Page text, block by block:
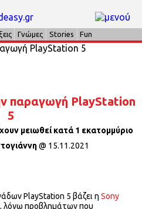
Γνώμες Stories Fun
παραγωγή PlayStation
5
μειωθεί κατά 1 εκατομμύριο
@ 15.11.2021
PlayStation 5 βάζει η Sony
λόγω προβλημάτων που